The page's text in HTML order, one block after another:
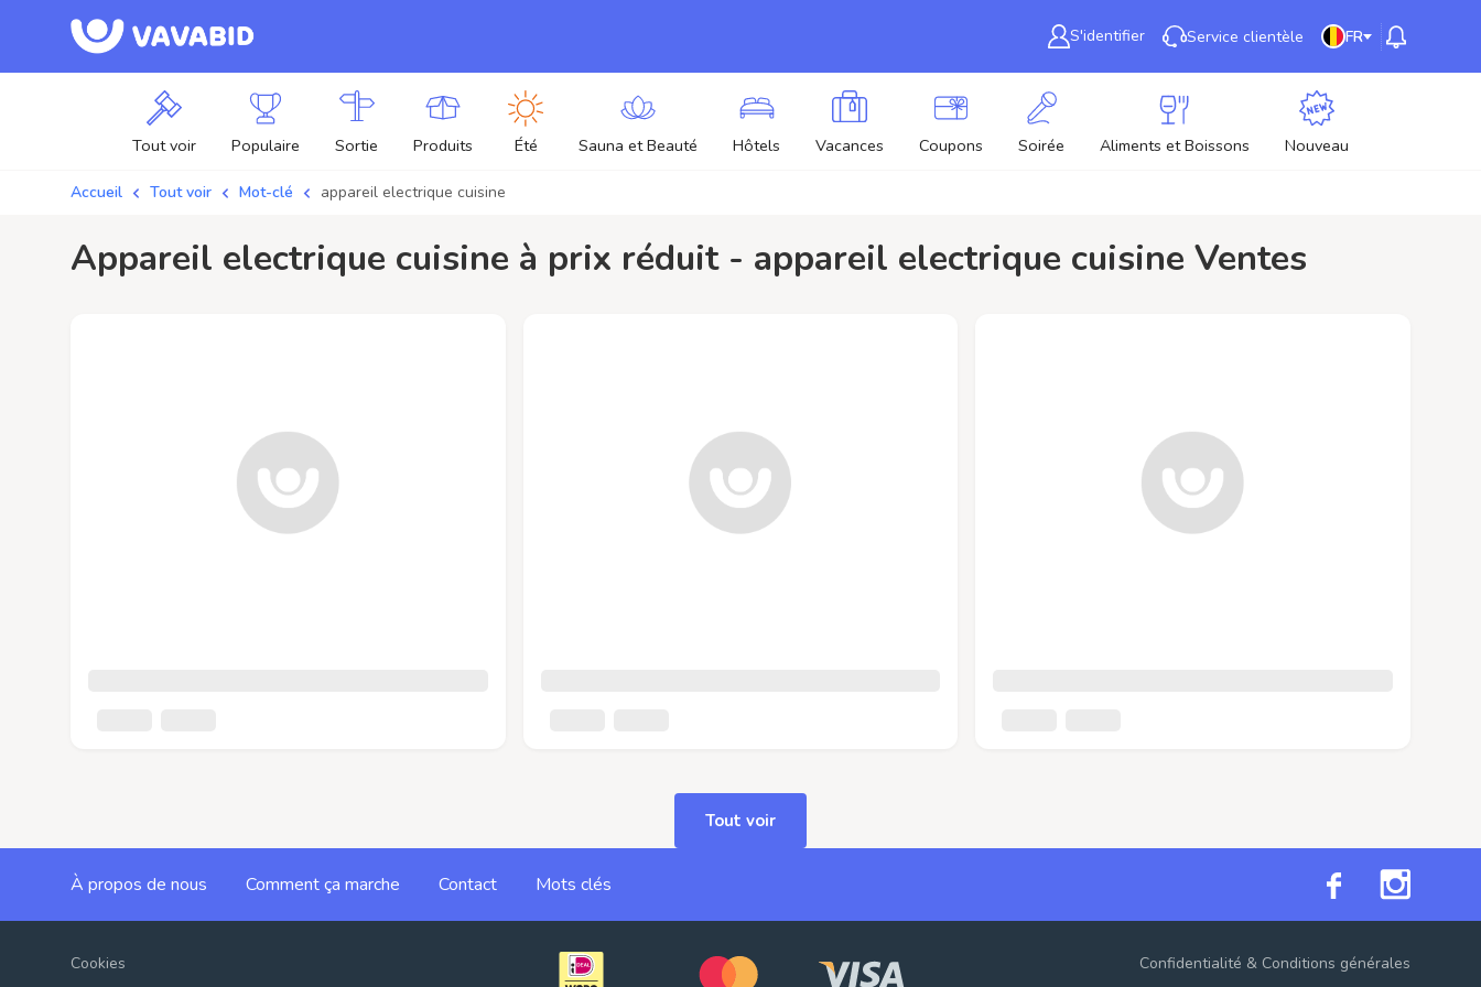
S'identifier Service clientèle FR
Tout voir Populaire Sortie Produits Été Sauna et Beauté Hôtels Vacances Coupons Soirée Aliments et Boissons Nouveau
Accueil Tout voir Mot-clé appareil electrique cuisine
appareil electrique cuisine à prix réduit - appareil electrique cuisine Ventes
Tout voir
À propos de nous Comment ça marche Contact Mots clés
Cookies Confidentialité & Conditions générales